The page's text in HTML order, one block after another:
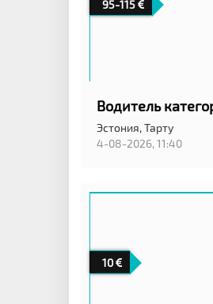
95-115
Водитель
Эстония,Тарту
4-08-2026, 11:40
10